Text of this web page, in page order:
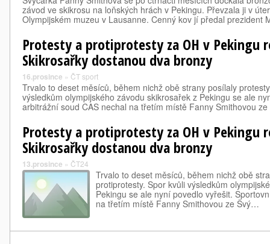
závod ve skikrosu na loňských hrách v Pekingu. Převzala ji v
Olympijském muzeu v Lausanne. Cenný kov jí předal prezident
Protesty a protiprotesty za OH v Pekingu
Skikrosařky dostanou dva bronzy
16.prosince » ČT sport
Trvalo to deset měsíců, během nichž obě strany posílaly
výsledkům olympijského závodu skikrosařek z Pekingu se ale
arbitrážní soud CAS nechal na třetím místě Fanny Smithovou
Protesty a protiprotesty za OH v Pekingu
Skikrosařky dostanou dva bronzy
13.prosince » ČT24
Trvalo to deset měsíců, během nichž obě
protiprotesty. Spor kvůli výsledkům
Pekingu se ale nyní povedlo vyřešit.
na třetím místě Fanny Smithovou ze Švý…